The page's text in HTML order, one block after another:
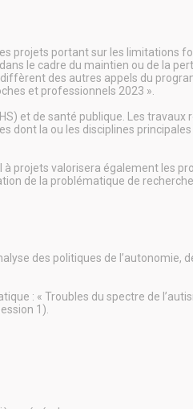
projets portant sur les limitations
le cadre du maintien ou de la
des autres appels du
et professionnels 2023 ».
et de santé publique. Les travaux
dont la ou les disciplines
projets valorisera également les
de la problématique de
des politiques de l’autonomie,
: « Troubles du spectre de
1).